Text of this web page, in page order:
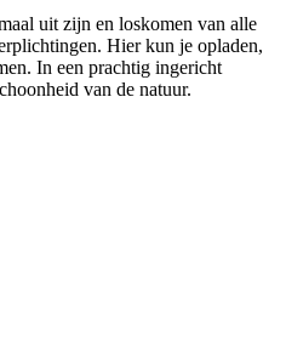
uit zijn en loskomen van alle
Hier kun je opladen,
In een prachtig ingericht
van de natuur.